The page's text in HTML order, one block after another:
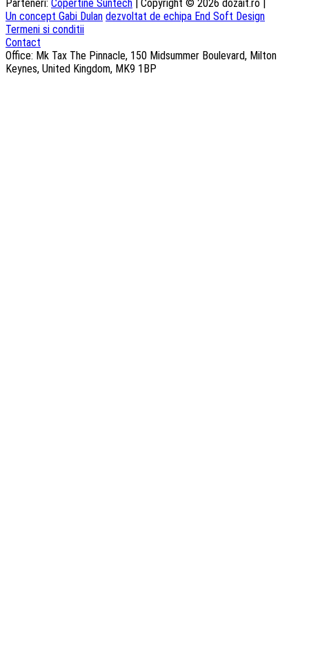
Parteneri: Copertine Suntech | Copyright © 2026 dozait.ro |
Un concept Gabi Dulan dezvoltat de echipa End Soft Design
Termeni si conditii
Contact
Office: Mk Tax The Pinnacle, 150 Midsummer Boulevard, Milton
Keynes, United Kingdom, MK9 1BP